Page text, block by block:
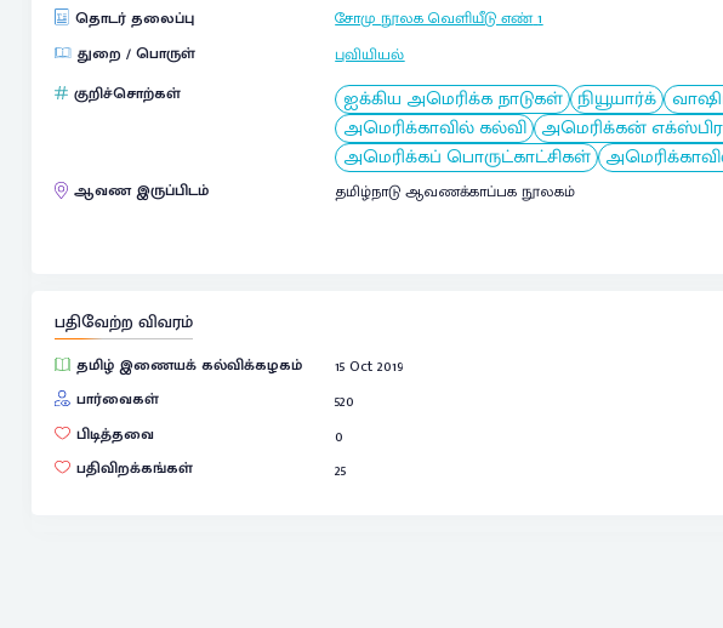
தொடர் தலைப்பு
சோமு நூலக வெளியீடு எண்1
துறை / பொருள்
புவியியல்
குறிச்சொற்கள்
ஐக்கிய அமெரிக்க நாடுகள் நியூயார்க்
அமெரிக்காவில் கல்வி அமெரிக்கன்
அமெரிக்கப் பொருட்காட்சிகள்
ஆவண இருப்பிடம் தமிழ்நாடு ஆவணக்காப்பக நூலகம்
பதிவேற்ற விவரம்
தமிழ் இணையக் கல்விக்கழகம்
15 Oct 2019
பார்வைகள்
520
பிடித்தவை
0
பதிவிறக்கங்கள்
25